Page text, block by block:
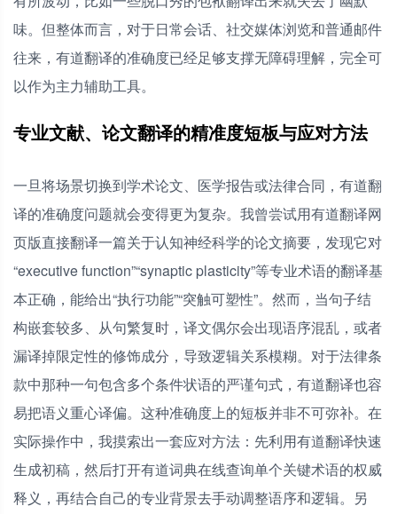
味。但整体而言，对于日常会话、社交媒体浏览和普通邮件
往来，有道翻译的准确度已经足够支撑无障碍理解，完全可
以作为主力辅助工具。
专业文献、论文翻译的精准度短板与应对方法
一旦将场景切换到学术论文、医学报告或法律合同，有道翻
译的准确度问题就会变得更为复杂。我曾尝试用有道翻译网
页版直接翻译一篇关于认知神经科学的论文摘要，发现它对
“executive function”“synaptic plasticity”等专业术语的翻译基
本正确，能给出“执行功能”“突触可塑性”。然而，当句子结
构嵌套较多、从句繁复时，译文偶尔会出现语序混乱，或者
漏译掉限定性的修饰成分，导致逻辑关系模糊。对于法律条
款中那种一句包含多个条件状语的严谨句式，有道翻译也容
易把语义重心译偏。这种准确度上的短板并非不可弥补。在
实际操作中，我摸索出一套应对方法：先利用有道翻译快速
生成初稿，然后打开有道词典在线查询单个关键术语的权威
释义，再结合自己的专业背景去手动调整语序和逻辑。另